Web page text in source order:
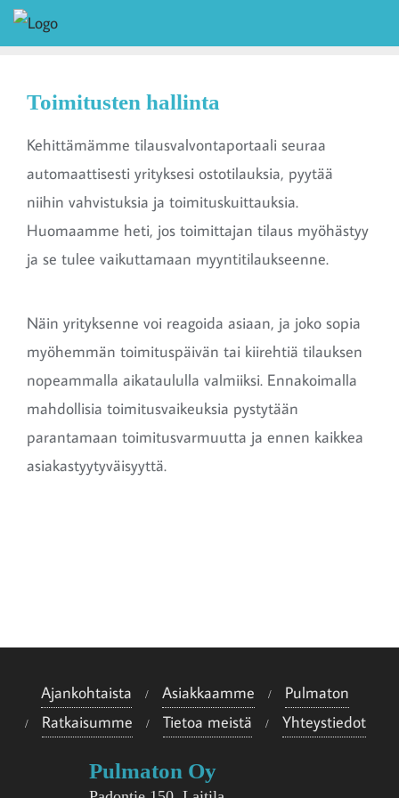
Toimitusten hallinta
Kehittämämme tilausvalvontaportaali seuraa
automaattisesti yrityksesi ostotilauksia, pyytää
niihin vahvistuksia ja toimituskuittauksia.
Huomaamme heti, jos toimittajan tilaus myöhästyy
ja se tulee vaikuttamaan myyntitilaukseenne.
Näin yrityksenne voi reagoida asiaan, ja joko sopia
myöhemmän toimituspäivän tai kiirehtiä tilauksen
nopeammalla aikataululla valmiiksi. Ennakoimalla
mahdollisia toimitusvaikeuksia pystytään
parantamaan toimitusvarmuutta ja ennen kaikkea
asiakastyytyväisyyttä.
Ajankohtaista Asiakkaamme
Pulmaton
Ratkaisumme
Tietoa meistä Yhteystiedot
Pulmaton Oy